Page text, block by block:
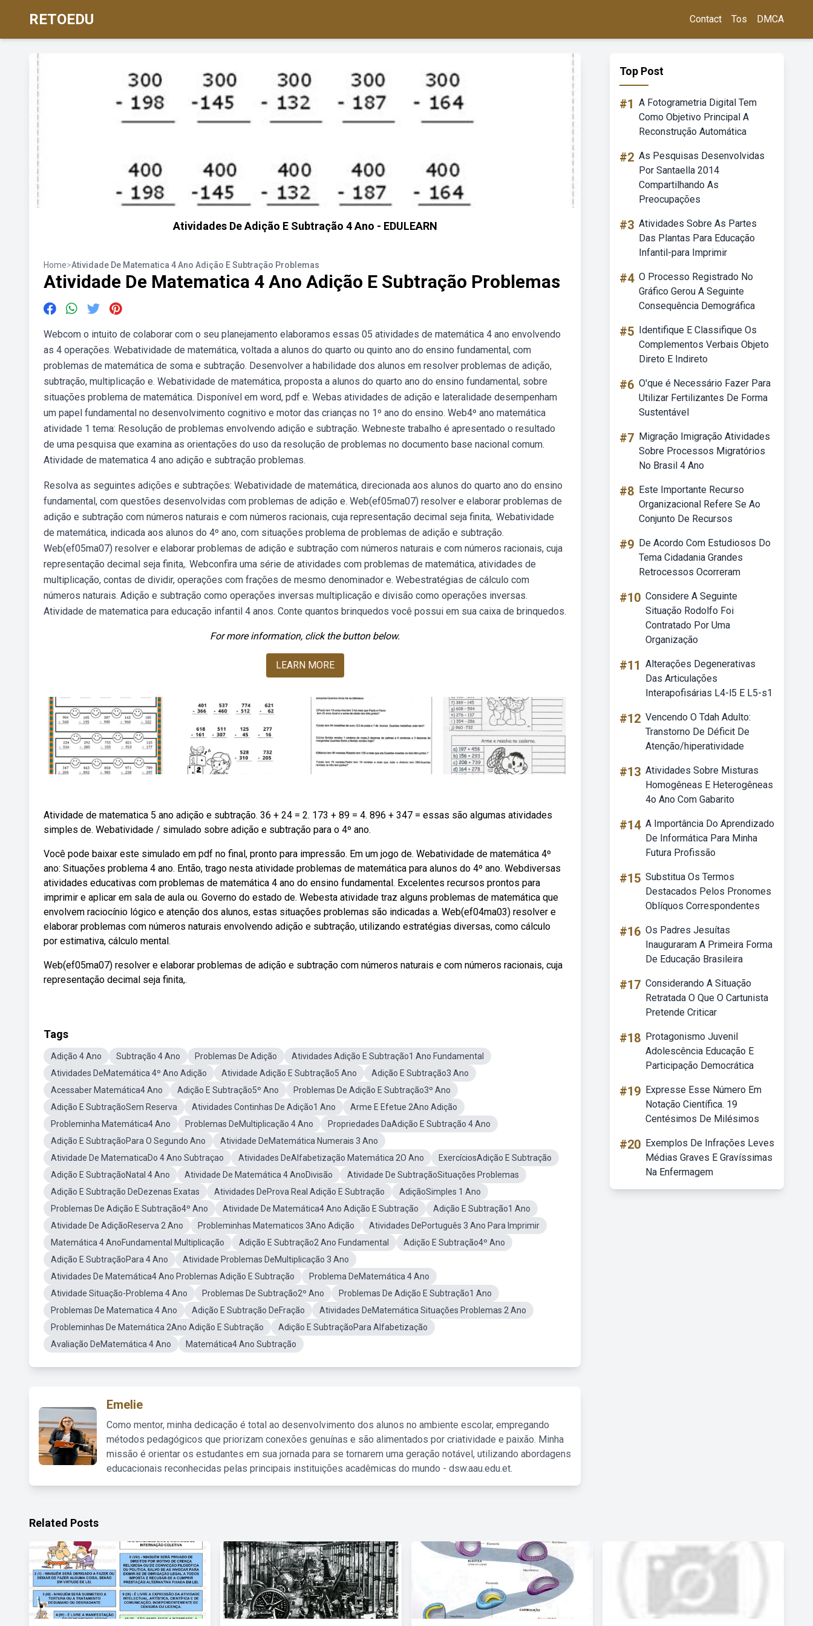
RETOEDU Contact Tos DMCA
Atividades De Adição E Subtração 4 Ano - EDULEARN
Home>Atividade De Matematica 4 Ano Adição E Subtração Problemas
Atividade De Matematica 4 Ano Adição E Subtração Problemas
Webcom o intuito de colaborar com o seu planejamento elaboramos essas 05 atividades de matemática 4 ano envolvendo
as 4 operações. Webatividade de matemática, voltada a alunos do quarto ou quinto ano do ensino fundamental, com
problemas de matemática de soma e subtração. Desenvolver a habilidade dos alunos em resolver problemas de adição,
subtração, multiplicação e. Webatividade de matemática, proposta a alunos do quarto ano do ensino fundamental, sobre
situações problema de matemática. Disponível em word, pdf e. Webas atividades de adição e lateralidade desempenham
um papel fundamental no desenvolvimento cognitivo e motor das crianças no 1º ano do ensino. Web4º ano matemática
atividade 1 tema: Resolução de problemas envolvendo adição e subtração. Webneste trabalho é apresentado o resultado
de uma pesquisa que examina as orientações do uso da resolução de problemas no documento base nacional comum.
Atividade de matematica 4 ano adição e subtração problemas.
Resolva as seguintes adições e subtrações: Webatividade de matemática, direcionada aos alunos do quarto ano do ensino
fundamental, com questões desenvolvidas com problemas de adição e. Web(ef05ma07) resolver e elaborar problemas de
adição e subtração com números naturais e com números racionais, cuja representação decimal seja finita,. Webatividade
de matemática, indicada aos alunos do 4º ano, com situações problema de problemas de adição e subtração.
Web(ef05ma07) resolver e elaborar problemas de adição e subtração com números naturais e com números racionais, cuja
representação decimal seja finita,. Webconfira uma série de atividades com problemas de matemática, atividades de
multiplicação, contas de dividir, operações com frações de mesmo denominador e. Webestratégias de cálculo com
números naturais. Adição e subtração como operações inversas multiplicação e divisão como operações inversas.
Atividade de matematica para educação infantil 4 anos. Conte quantos brinquedos você possui em sua caixa de brinquedos.
For more information, click the button below.
LEARN MORE
Atividade de matematica 5 ano adição e subtração. 36 + 24 = 2. 173 + 89 = 4. 896 + 347 = essas são algumas atividades
simples de. Webatividade / simulado sobre adição e subtração para o 4º ano.
Você pode baixar este simulado em pdf no final, pronto para impressão. Em um jogo de. Webatividade de matemática 4º
ano: Situações problema 4 ano. Então, trago nesta atividade problemas de matemática para alunos do 4º ano. Webdiversas
atividades educativas com problemas de matemática 4 ano do ensino fundamental. Excelentes recursos prontos para
imprimir e aplicar em sala de aula ou. Governo do estado de. Webesta atividade traz alguns problemas de matemática que
envolvem raciocínio lógico e atenção dos alunos, estas situações problemas são indicadas a. Web(ef04ma03) resolver e
elaborar problemas com números naturais envolvendo adição e subtração, utilizando estratégias diversas, como cálculo
por estimativa, cálculo mental.
Web(ef05ma07) resolver e elaborar problemas de adição e subtração com números naturais e com números racionais, cuja
representação decimal seja finita,.
Tags
Adição 4 Ano Subtração 4 Ano Problemas De Adição
Atividades Adição E Subtração1 Ano Fundamental
Atividades DeMatemática 4º Ano Adição
Atividade Adição E Subtração5 Ano
Adição E Subtração3 Ano
Acessaber Matemática4 Ano
Adição E Subtração5º Ano
Problemas De Adição E Subtração3º Ano
Adição E SubtraçãoSem Reserva
Atividades Continhas De Adição1 Ano
Arme E Efetue 2Ano Adição
Probleminha Matemática4 Ano
Problemas DeMultiplicação 4 Ano
Propriedades DaAdição E Subtração 4 Ano
Adição E SubtraçãoPara O Segundo Ano
Atividade DeMatemática Numerais 3 Ano
Atividade De MatematicaDo 4 Ano Subtraçao
Atividades DeAlfabetização Matemática 2O Ano
ExercíciosAdição E Subtração
Adição E SubtraçãoNatal 4 Ano
Atividade De Matemática 4 AnoDivisão
Atividade De SubtraçãoSituações Problemas
Adição E Subtração DeDezenas Exatas
Atividades DeProva Real Adição E Subtração
AdiçãoSimples 1 Ano
Problemas De Adição E Subtração4º Ano
Atividade De Matemática4 Ano Adição E Subtração
Adição E Subtração1 Ano
Atividade De AdiçãoReserva 2 Ano
Probleminhas Matematicos 3Ano Adição
Atividades DePortuguês 3 Ano Para Imprimir
Matemática 4 AnoFundamental Multiplicação
Adição E Subtração2 Ano Fundamental
Adição E Subtração4º Ano
Adição E SubtraçãoPara 4 Ano
Atividade Problemas DeMultiplicação 3 Ano
Atividades De Matemática4 Ano Problemas Adição E Subtração
Problema DeMatemática 4 Ano
Atividade Situação-Problema 4 Ano
Problemas De Subtração2º Ano
Problemas De Adição E Subtração1 Ano
Problemas De Matematica 4 Ano
Adição E Subtração DeFração
Atividades DeMatemática Situações Problemas 2 Ano
Probleminhas De Matemática 2Ano Adição E Subtração
Adição E SubtraçãoPara Alfabetização
Avaliação DeMatemática 4 Ano
Matemática4 Ano Subtração
Emelie
Como mentor, minha dedicação é total ao desenvolvimento dos alunos no ambiente escolar, empregando
métodos pedagógicos que priorizam conexões genuínas e são alimentados por criatividade e paixão. Minha
missão é orientar os estudantes em sua jornada para se tornarem uma geração notável, utilizando abordagens
educacionais reconhecidas pelas principais instituições acadêmicas do mundo - dsw.aau.edu.et.
Top Post
#1 A Fotogrametria Digital Tem
Como Objetivo Principal A
Reconstrução Automática
#2 As Pesquisas Desenvolvidas
Por Santaella 2014
Compartilhando As
Preocupações
#3 Atividades Sobre As Partes
Das Plantas Para Educação
Infantil-para Imprimir
#4 O Processo Registrado No
Gráfico Gerou A Seguinte
Consequência Demográfica
#5 Identifique E Classifique Os
Complementos Verbais Objeto
Direto E Indireto
#6 O'que é Necessário Fazer Para
Utilizar Fertilizantes De Forma
Sustentável
#7 Migração Imigração Atividades
Sobre Processos Migratórios
No Brasil 4 Ano
#8 Este Importante Recurso
Organizacional Refere Se Ao
Conjunto De Recursos
#9 De Acordo Com Estudiosos Do
Tema Cidadania Grandes
Retrocessos Ocorreram
#10 Considere A Seguinte
Situação Rodolfo Foi
Contratado Por Uma
Organização
#11 Alterações Degenerativas
Das Articulações
Interapofisárias L4-l5 E L5-s1
#12 Vencendo O Tdah Adulto:
Transtorno De Déficit De
Atenção/hiperatividade
#13 Atividades Sobre Misturas
Homogêneas E Heterogêneas
4o Ano Com Gabarito
#14 A Importância Do Aprendizado
De Informática Para Minha
Futura Profissão
#15 Substitua Os Termos
Destacados Pelos Pronomes
Oblíquos Correspondentes
#16 Os Padres Jesuítas
Inauguraram A Primeira Forma
De Educação Brasileira
#17 Considerando A Situação
Retratada O Que O Cartunista
Pretende Criticar
#18 Protagonismo Juvenil
Adolescência Educação E
Participação Democrática
#19 Expresse Esse Número Em
Notação Científica. 19
Centésimos De Milésimos
#20 Exemplos De Infrações Leves
Médias Graves E Gravíssimas
Na Enfermagem
Related Posts